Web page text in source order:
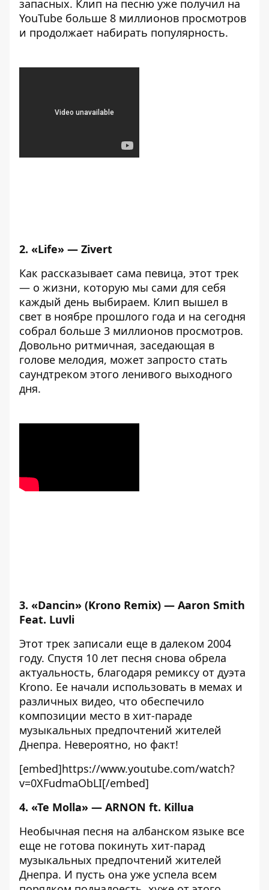
запасных. Клип на песню уже получил на
YouTube больше 8 миллионов просмотров
и продолжает набирать популярность.
2. «Life» — Zivert
Как рассказывает сама певица, этот трек
— о жизни, которую мы сами для себя
каждый день выбираем. Клип вышел в
свет в ноябре прошлого года и на сегодня
собрал больше 3 миллионов просмотров.
Довольно ритмичная, заседающая в
голове мелодия, может запросто стать
саундтреком этого ленивого выходного
дня.
3. «Dancin» (Krono Remix) — Aaron Smith
Feat. Luvli
Этот трек записали еще в далеком 2004
году. Спустя 10 лет песня снова обрела
актуальность, благодаря ремиксу от дуэта
Krono. Ее начали использовать в мемах и
различных видео, что обеспечило
композиции место в хит-параде
музыкальных предпочтений жителей
Днепра. Невероятно, но факт!
[embed]https://www.youtube.com/watch?
v=0XFudmaObLI[/embed]
4. «Te Molla» — ARNON ft. Killua
Необычная песня на албанском языке все
еще не готова покинуть хит-парад
музыкальных предпочтений жителей
Днепра. И пусть она уже успела всем